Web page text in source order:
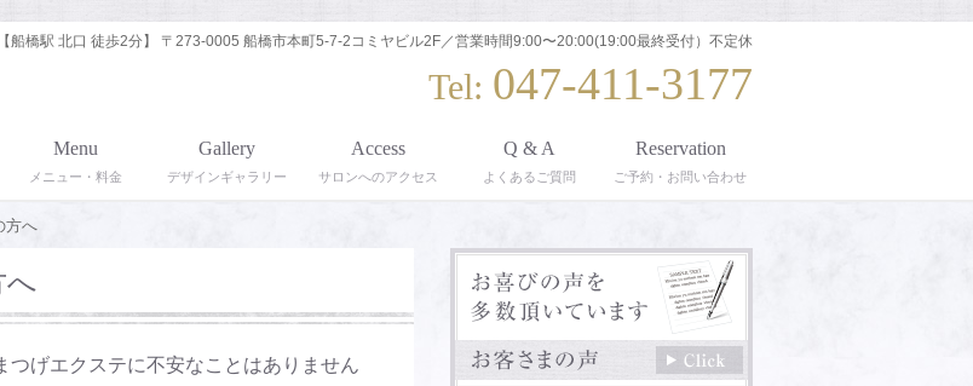
【船橋駅 北口 徒歩2分】 〒273-0005 船橋市本町5-7-2コミヤビル2F／営業時間9:00〜20:00(19:00最終受付）不定休
Tel: 047-411-3177
Menu
メニュー・料金
Gallery
デザインギャラリー
Access
サロンへのアクセス
Q & A
よくあるご質問
Reservation
ご予約・お問い合わせ
方へ
へ
げエクステに不安なことはありません